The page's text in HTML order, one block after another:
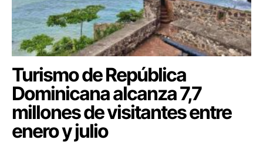
Turismo de República
Dominicana alcanza 7,7
millones de visitantes entre
enero y julio